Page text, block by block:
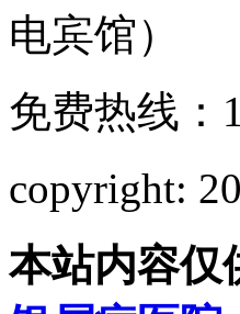
电宾馆）
免费热线：
copyright:
本站内容仅